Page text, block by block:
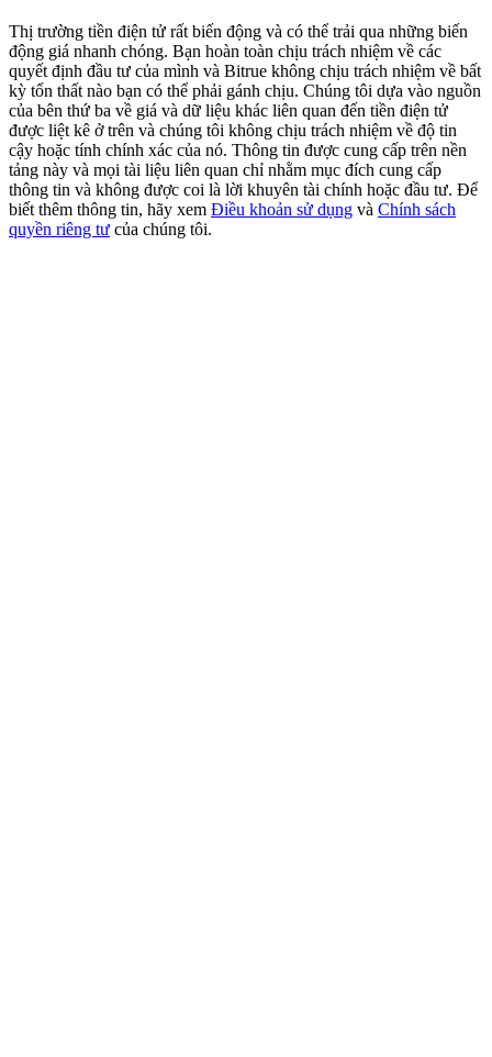
Exclusive for BitMart Users
Register & Trade to Win 500,000 USDT
Precious Metals Trading Carnival
Trade Gold & Silver · 33,333 USDT Bonus
Thị trường tiền điện tử rất biến động và có thể trải qua những biến
động giá nhanh chóng. Bạn hoàn toàn chịu trách nhiệm về các
quyết định đầu tư của mình và Bitrue không chịu trách nhiệm về bất
kỳ tổn thất nào bạn có thể phải gánh chịu. Chúng tôi dựa vào nguồn
của bên thứ ba về giá và dữ liệu khác liên quan đến tiền điện tử
được liệt kê ở trên và chúng tôi không chịu trách nhiệm về độ tin
cậy hoặc tính chính xác của nó. Thông tin được cung cấp trên nền
tảng này và mọi tài liệu liên quan chỉ nhằm mục đích cung cấp
thông tin và không được coi là lời khuyên tài chính hoặc đầu tư. Để
biết thêm thông tin, hãy xem Điều khoản sử dụng và Chính sách
quyền riêng tư của chúng tôi.